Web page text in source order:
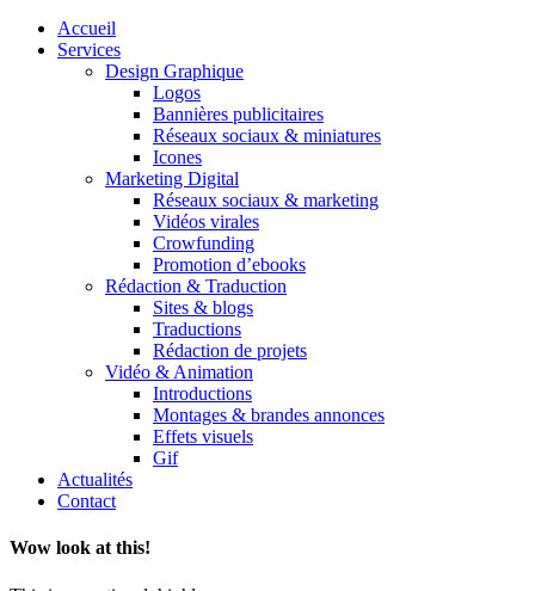
Close
Menu
Accueil
Services
Design Graphique
Logos
Bannières publicitaires
Réseaux sociaux & miniatures
Icones
Marketing Digital
Réseaux sociaux & marketing
Vidéos virales
Crowfunding
Promotion d’ebooks
Rédaction & Traduction
Sites & blogs
Traductions
Rédaction de projets
Vidéo & Animation
Introductions
Montages & brandes annonces
Effets visuels
Gif
Actualités
Contact
Wow look at this!